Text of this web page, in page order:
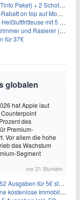
Gläser für 25,99€ inkl. Versand
auf Mode- und Sport-Artikel
mit 5 Litern für 64,99€
Rasierer (All in One) für 16€
für 37€
globalen
hat Apple laut
des
Premium-
Vor allem die hohe
das Wachstum
Segment
vor 21 Stunden
207,48€ – per Formular kündbar!
Immobilienbewertung